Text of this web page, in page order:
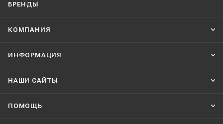
БРЕНДЫ
КОМПАНИЯ
ИНФОРМАЦИЯ
НАШИ CАЙТЫ
ПОМОЩЬ